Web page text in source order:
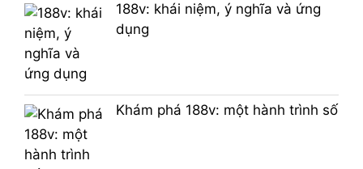
188v: khái niệm, ý nghĩa và ứng
dụng
Khám phá 188v: một hành trình số